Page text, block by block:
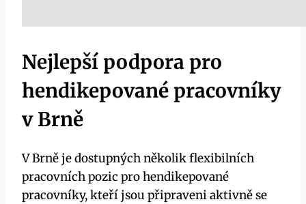
Nejlepší podpora pro
hendikepované pracovníky
v Brně
V Brně je dostupných několik flexibilních
pracovních pozic pro hendikepované
pracovníky, kteří jsou připraveni aktivně se